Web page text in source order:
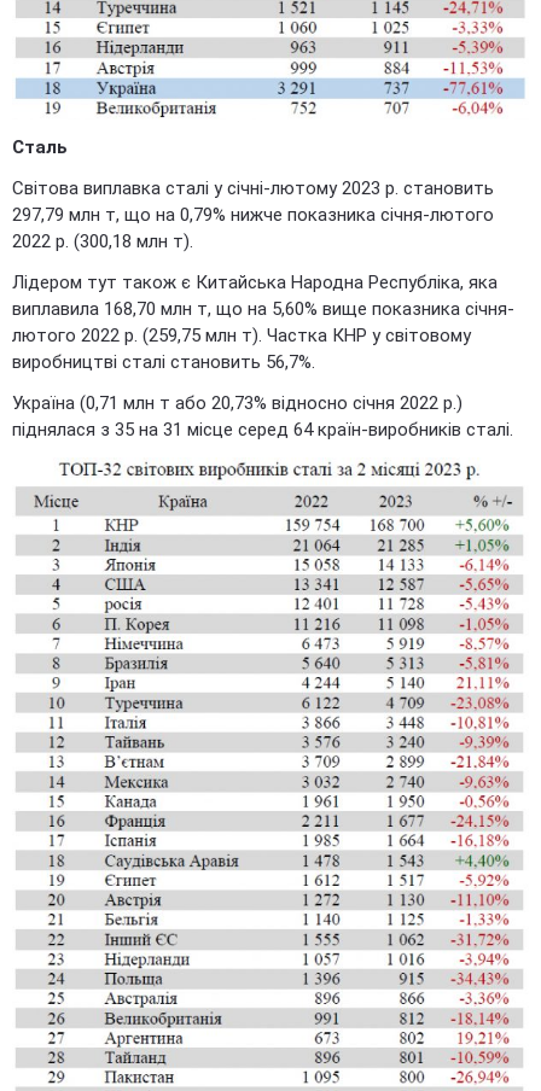
Сталь
Світова виплавка сталі у січні-лютому 2023 р. становить
297,79 млн т, що на 0,79% нижче показника січня-лютого
2022 р. (300,18 млн т).
Лідером тут також є Китайська Народна Республіка, яка
виплавила 168,70 млн т, що на 5,60% вище показника січня-
лютого 2022 р. (259,75 млн т). Частка КНР у світовому
виробництві сталі становить 56,7%.
Україна (0,71 млн т або 20,73% відносно січня 2022 р.)
піднялася з 35 на 31 місце серед 64 країн-виробників сталі.